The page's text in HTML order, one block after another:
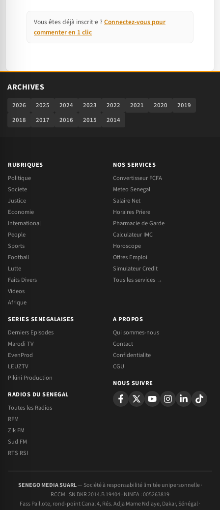
Vous êtes déjà inscrit·e ? Connectez-vous pour
commenter en 1 clic
ARCHIVES
2026 2025 2024 2023 2022 2021 2020
2019
2018
2017 2016 2015 2014
RUBRIQUES
Politique
Societe
Justice
Economie
International
People
Sports
Football
Lutte
Faits Divers
Videos
Afrique
NOS SERVICES
Convertisseur FCFA
Meteo Senegal
Salaire Net
Horaires Priere
Pharmacie de Garde
Calculateur IMC
Horoscope
Offres Emploi
Simulateur Credit
Tous les services →
SERIES SENEGALAISES
Derniers Episodes
Marodi TV
EvenProd
LEUZTV
Pikini Production
RADIOS DU SENEGAL
Toutes les Radios
RFM
Zik FM
Sud FM
RTS RSI
A PROPOS
Qui sommes-nous
Contact
Confidentialite
CGU
NOUS SUIVRE
SENEGO MEDIA SUARL— Société à responsabilité limitée unipersonnelle ·
RCCM : SN DKR 2014.B 19404 · NINEA : 005263819
Fass Paillote, rond-point Canal 4, Rés. Adja Mame Ndiaye, Dakar, Sénégal ·